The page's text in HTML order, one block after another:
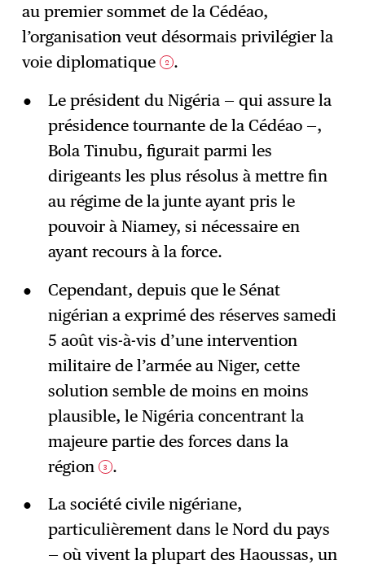
au premier sommet de la Cédéao,
l’organisation veut désormais privilégier la
voie diplomatique 2 .
Le président du Nigéria — qui assure la
présidence tournante de la Cédéao —,
Bola Tinubu, figurait parmi les
dirigeants les plus résolus à mettre fin
au régime de la junte ayant pris le
pouvoir à Niamey, si nécessaire en
ayant recours à la force.
Cependant, depuis que le Sénat
nigérian a exprimé des réserves samedi
5 août vis-à-vis d’une intervention
militaire de l’armée au Niger, cette
solution semble de moins en moins
plausible, le Nigéria concentrant la
majeure partie des forces dans la
région
3 .
La société civile nigériane,
particulièrement dans le Nord du pays
— où vivent la plupart des Haoussas, un